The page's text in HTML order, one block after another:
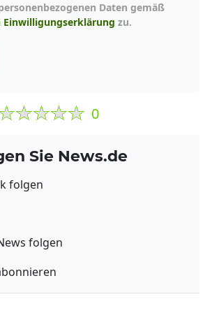
Daten gemäß
Einwilligungserklärung zu.
0
Sie News.de
folgen
folgen